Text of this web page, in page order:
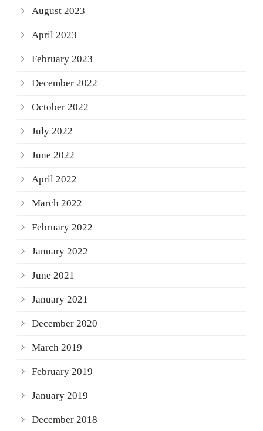
August 2023
April 2023
February 2023
December 2022
October 2022
July 2022
June 2022
April 2022
March 2022
February 2022
January 2022
June 2021
January 2021
December 2020
March 2019
February 2019
January 2019
December 2018